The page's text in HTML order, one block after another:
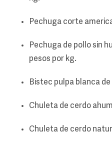
Pechuga corte
Pechuga de pollo sin
pesos por kg.
Bistec pulpa blanca de
Chuleta de cerdo
Chuleta de cerdo